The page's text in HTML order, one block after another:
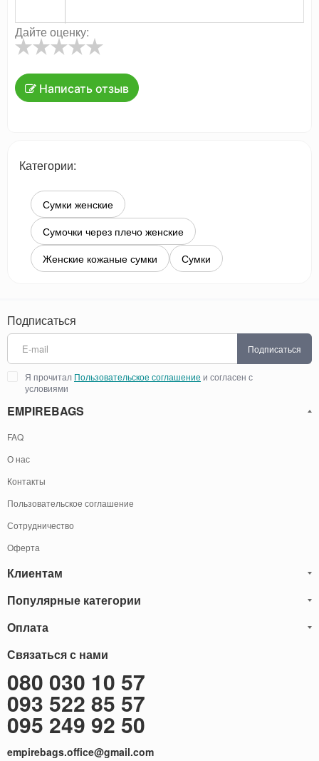
Дайте оценку:
Написать отзыв
Категории:
Сумки женские
Сумочки через плечо женские
Женские кожаные сумки
Сумки
Подписаться
Подписаться
Я прочитал Пользовательское соглашение и согласен с
условиями
EMPIREBAGS
FAQ
О нас
Контакты
Пользовательское соглашение
Сотрудничество
Оферта
Клиентам
Блог
Обмен и Возврат
Карта сайта
Бонусы
Доставка за границу
Популярные категории
Мужские кожаные сумки
Саквояжи
Мужские кожаные кошельки
Мужские клатчи
Женские сумки
Оплата
Оплату товаров можно
осуществить
Наличными
Наложенный платёж (Оплата при получение)
Через терминал (Только самовывоз)
Оплата на расчетный счет ФОП 2-ая группа (без НДС)
Связаться с нами
080 030 10 57
093 522 85 57
095 249 92 50
empirebags.office@gmail.com